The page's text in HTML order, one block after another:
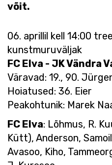
võit.
06. aprillil kell 14:00
kunstmuruväljak
FC Elva - JK Vändra
Väravad: 19., 90.
Hoiatused: 36. Eier
Peakohtunik: Marek
FC Elva: Lõhmus, R.
Kütt), Anderson,
Avasoo, Kiho,